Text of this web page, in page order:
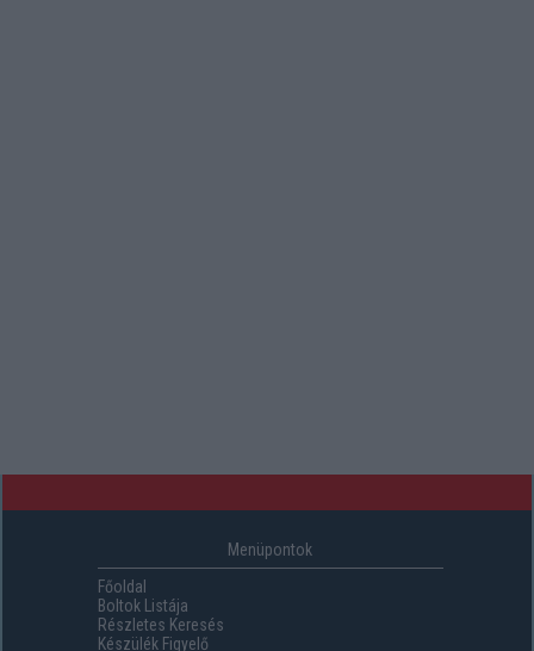
Menüpontok
Főoldal
Boltok Listája
Részletes Keresés
Készülék Figyelő